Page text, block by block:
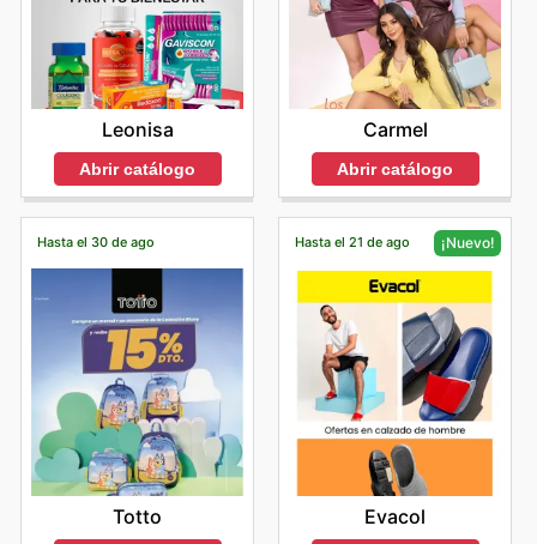
Leonisa
Abrir catálogo
Carmel
Abrir catálogo
Hasta el 30 de ago
Totto
Hasta el 21 de ago ¡Nuevo!
Evacol